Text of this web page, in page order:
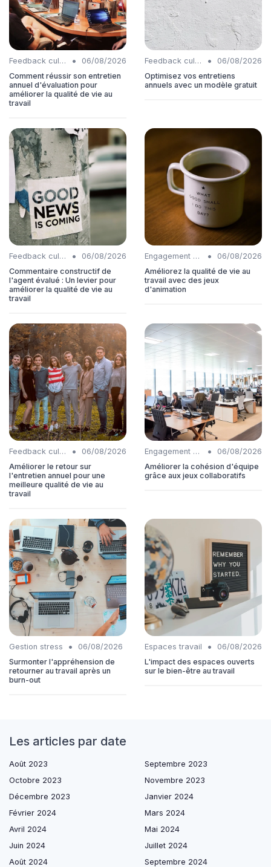
Feedback culture •
06/08/2026
Comment réussir son entretien
annuel d'évaluation pour
améliorer la qualité de vie au
travail
Feedback culture •
06/08/2026
Optimisez vos entretiens
annuels avec un modèle gratuit
Feedback culture •
06/08/2026
Commentaire constructif de
l'agent évalué : Un levier pour
améliorer la qualité de vie au
travail
Engagement collaborateurs •
06/08/2026
Améliorez la qualité de vie au
travail avec des jeux
d'animation
Feedback culture •
06/08/2026
Améliorer le retour sur
l'entretien annuel pour une
meilleure qualité de vie au
travail
Engagement collaborateurs •
06/08/2026
Améliorer la cohésion d'équipe
grâce aux jeux collaboratifs
Gestion stress •
06/08/2026
Surmonter l'appréhension de
retourner au travail après un
burn-out
Espaces travail •
06/08/2026
L'impact des espaces ouverts
sur le bien-être au travail
Les articles par date
Août 2023
Septembre 2023
Octobre 2023
Novembre 2023
Décembre 2023
Janvier 2024
Février 2024
Mars 2024
Avril 2024
Mai 2024
Juin 2024
Juillet 2024
Août 2024
Septembre 2024